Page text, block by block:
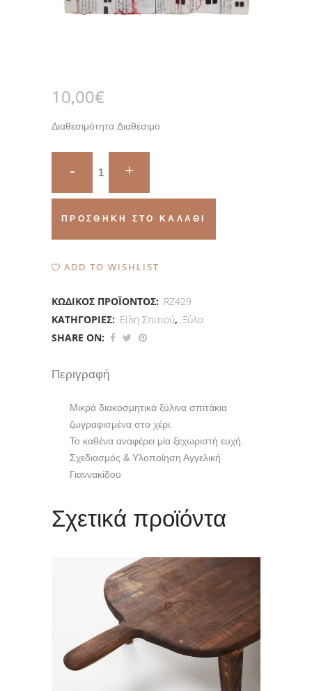
10,00€
Διαθεσιμότητα:Διαθέσιμο
ΠΡΟΣΘΉΚΗ ΣΤΟ ΚΑΛΆΘΙ
ADD TO WISHLIST
ΚΩΔΙΚΌΣ ΠΡΟΪΌΝΤΟΣ: RZ429
ΚΑΤΗΓΟΡΊΕΣ: Είδη Σπιτιού, Ξύλο
SHARE ON:
Περιγραφή
Μικρά διακοσμητικά ξύλινα σπιτάκια
ζωγραφισμένα στο χέρι.
Το καθένα αναφέρει μία ξεχωριστή ευχή.
Σχεδιασμός & Υλοποίηση Αγγελική
Γιαννακίδου
Σχετικά προϊόντα